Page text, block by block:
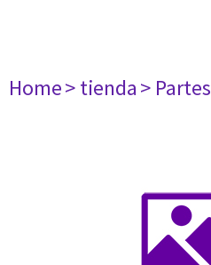
Home> tienda> Partes